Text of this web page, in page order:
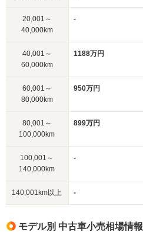
20,001～
40,000km
-
40,001～
60,000km
1188万円
60,001～
80,000km
950万円
80,001～
100,000km
899万円
100,001～
140,000km
-
140,001km以上 -
モデル別 中古車小売相場情報